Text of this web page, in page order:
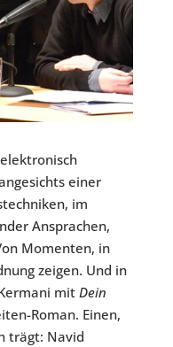
einer
im
Ansprachen,
Momenten, in
zeigen. Und in
mit Dein
Roman. Einen,
trägt: Navid